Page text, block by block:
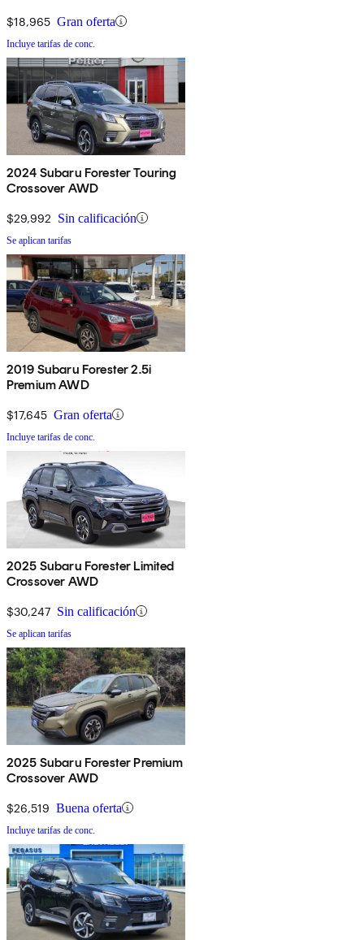
$18,965 Gran oferta
Incluye tarifas de conc.
2024 Subaru Forester Touring
Crossover AWD
$29,992 Sin calificación
Se aplican tarifas
2019 Subaru Forester 2.5i
Premium AWD
$17,645 Gran oferta
Incluye tarifas de conc.
2025 Subaru Forester Limited
Crossover AWD
$30,247 Sin calificación
Se aplican tarifas
2025 Subaru Forester Premium
Crossover AWD
$26,519 Buena oferta
Incluye tarifas de conc.